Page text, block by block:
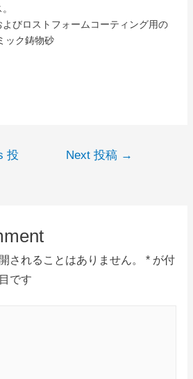
びロストフォームコーティング用の
ック鋳物砂
投
Next 投稿 →
されることはありません。 *が付
です